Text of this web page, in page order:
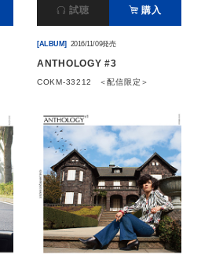
試聴 購入
[ALBUM] 2016/11/09発売
ANTHOLOGY #3
COKM-33212 ＜配信限定＞